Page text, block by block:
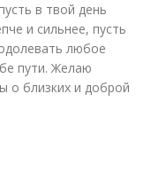
в твой день
и сильнее, пусть
любое
пути. Желаю
о близких и доброй